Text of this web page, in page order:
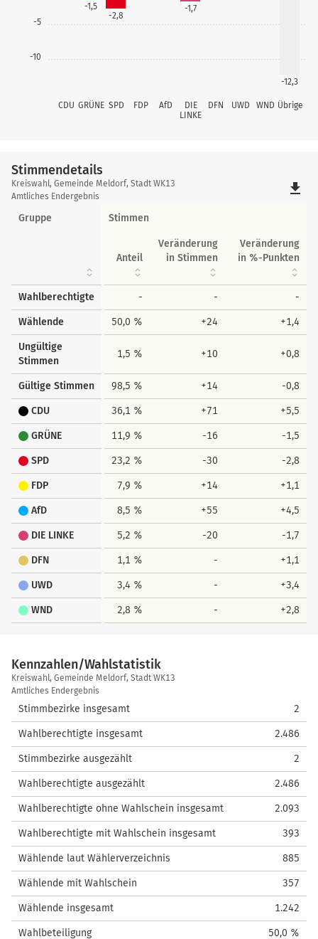
-10
-5
CDU GRÜNE SPD FDP AfD
DIE
LINKE
DFN UWD WND Übrige
-1,5
-2,8
-1,7
-12,3
Stimmendetails
Stimmendetails
Kreiswahl, Gemeinde Meldorf, Stadt WK13
Amtliches Endergebnis
file_download
Gruppe Stimmen
Anteil
Veränderung
in Stimmen
Veränderung
in %-Punkten
Wahlberechtigte - - -
Wählende 50,0 % +24 +1,4
Ungültige
Stimmen
1,5 % +10 +0,8
Gültige Stimmen 98,5 % +14 -0,8
CDU 36,1 % +71 +5,5
GRÜNE 11,9 % -16 -1,5
SPD 23,2 % -30 -2,8
FDP 7,9 % +14 +1,1
AfD 8,5 % +55 +4,5
DIE LINKE 5,2 % -20 -1,7
DFN 1,1 % - +1,1
UWD 3,4 % - +3,4
WND 2,8 % - +2,8
Kennzahlen/Wahlstatistik
Kennzahlen/Wahlstatistik
Kreiswahl, Gemeinde Meldorf, Stadt WK13
Amtliches Endergebnis
Stimmbezirke insgesamt 2
Wahlberechtigte insgesamt 2.486
Stimmbezirke ausgezählt 2
Wahlberechtigte ausgezählt 2.486
Wahlberechtigte ohne Wahlschein insgesamt 2.093
Wahlberechtigte mit Wahlschein insgesamt 393
Wählende laut Wählerverzeichnis 885
Wählende mit Wahlschein 357
Wählende insgesamt 1.242
Wahlbeteiligung 50,0 %